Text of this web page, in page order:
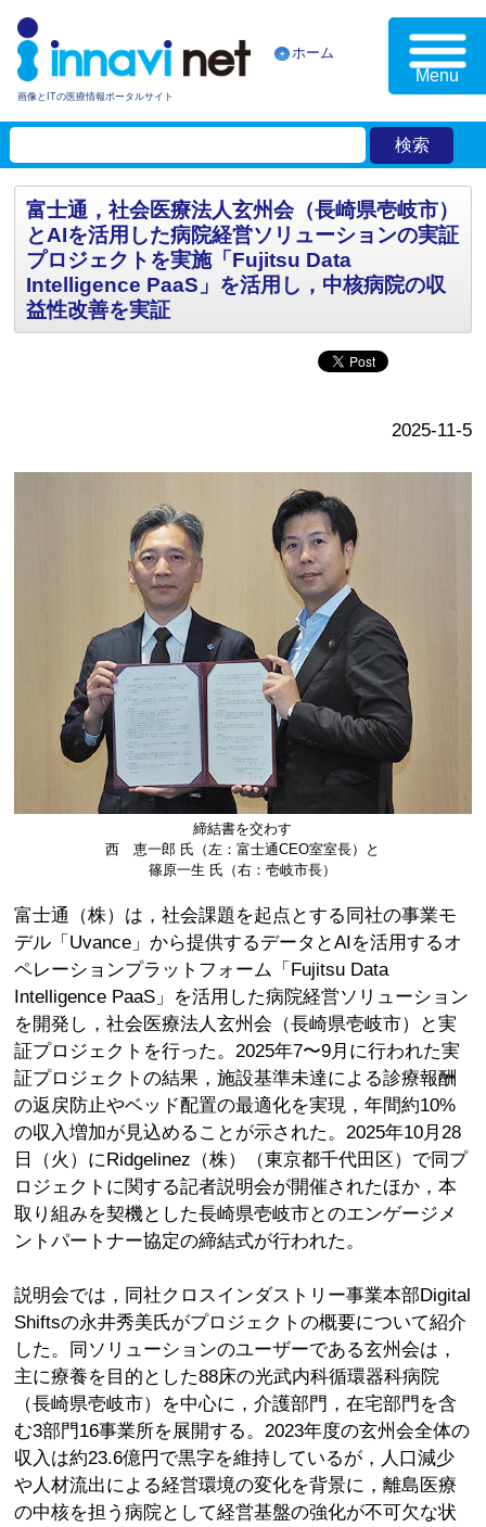
画像とITの医療情報ポータルサイト
ホーム
Menu
富士通，社会医療法人玄州会（長崎県壱岐市）
とAIを活用した病院経営ソリューションの実証
プロジェクトを実施「Fujitsu Data
Intelligence PaaS」を活用し，中核病院の収
益性改善を実証
2025-11-5
締結書を交わす
西 恵一郎 氏（左：富士通CEO室室長）と
篠原一生 氏（右：壱岐市長）
富士通（株）は，社会課題を起点とする同社の事業モ
デル「Uvance」から提供するデータとAIを活用するオ
ペレーションプラットフォーム「Fujitsu Data
Intelligence PaaS」を活用した病院経営ソリューション
を開発し，社会医療法人玄州会（長崎県壱岐市）と実
証プロジェクトを行った。2025年7〜9月に行われた実
証プロジェクトの結果，施設基準未達による診療報酬
の返戻防止やベッド配置の最適化を実現，年間約10%
の収入増加が見込めることが示された。2025年10月28
日（火）にRidgelinez（株）（東京都千代田区）で同プ
ロジェクトに関する記者説明会が開催されたほか，本
取り組みを契機とした長崎県壱岐市とのエンゲージメ
ントパートナー協定の締結式が行われた。
説明会では，同社クロスインダストリー事業本部Digital
Shiftsの永井秀美氏がプロジェクトの概要について紹介
した。同ソリューションのユーザーである玄州会は，
主に療養を目的とした88床の光武内科循環器科病院
（長崎県壱岐市）を中心に，介護部門，在宅部門を含
む3部門16事業所を展開する。2023年度の玄州会全体の
収入は約23.6億円で黒字を維持しているが，人口減少
や人材流出による経営環境の変化を背景に，離島医療
の中核を担う病院として経営基盤の強化が不可欠な状